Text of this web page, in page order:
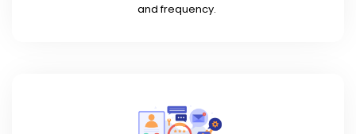
and frequency.